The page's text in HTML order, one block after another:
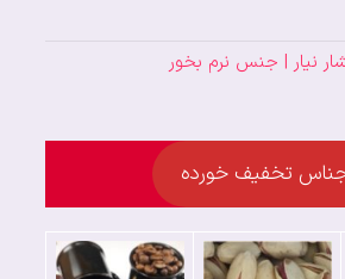
نیار | جنس نرم بخور
تخفیف خورده